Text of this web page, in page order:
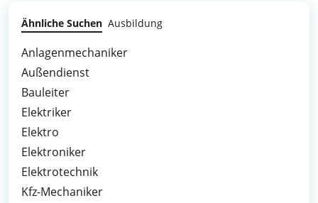
Ähnliche Suchen Ausbildung
Anlagenmechaniker
Außendienst
Bauleiter
Elektriker
Elektro
Elektroniker
Elektrotechnik
Kfz-Mechaniker